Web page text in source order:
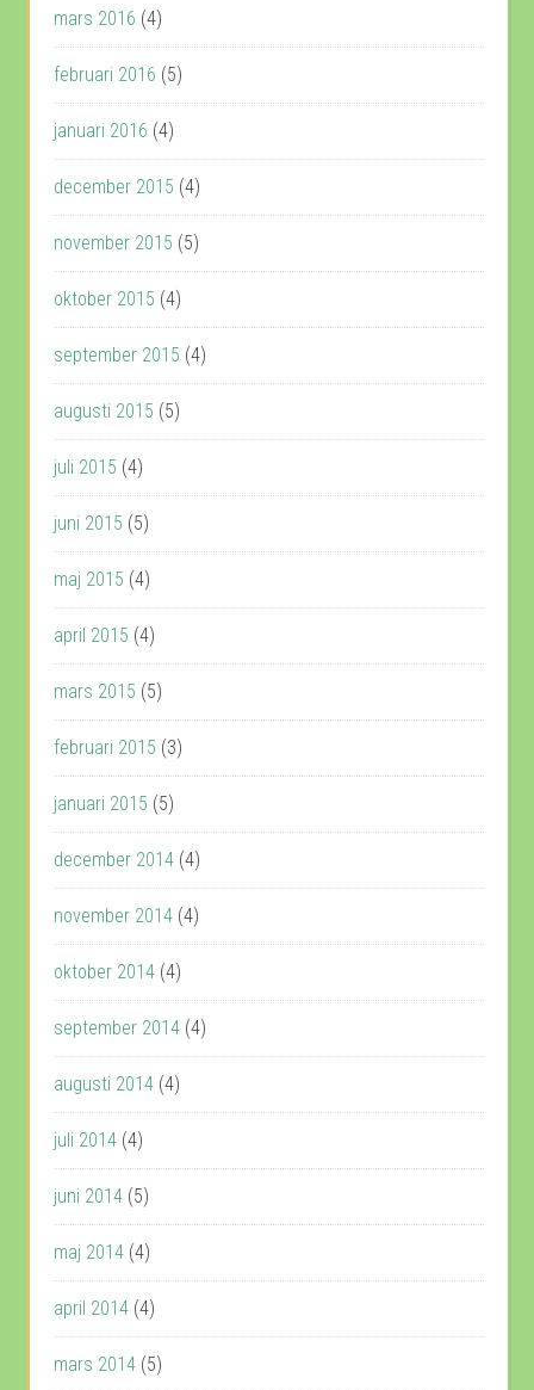
mars 2016 (4)
februari 2016 (5)
januari 2016 (4)
december 2015 (4)
november 2015 (5)
oktober 2015 (4)
september 2015 (4)
augusti 2015 (5)
juli 2015 (4)
juni 2015 (5)
maj 2015 (4)
april 2015 (4)
mars 2015 (5)
februari 2015 (3)
januari 2015 (5)
december 2014 (4)
november 2014 (4)
oktober 2014 (4)
september 2014 (4)
augusti 2014 (4)
juli 2014 (4)
juni 2014 (5)
maj 2014 (4)
april 2014 (4)
mars 2014 (5)